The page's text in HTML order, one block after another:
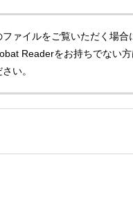
ファイルをご覧いただく場合
Readerをお持ちでない
い。